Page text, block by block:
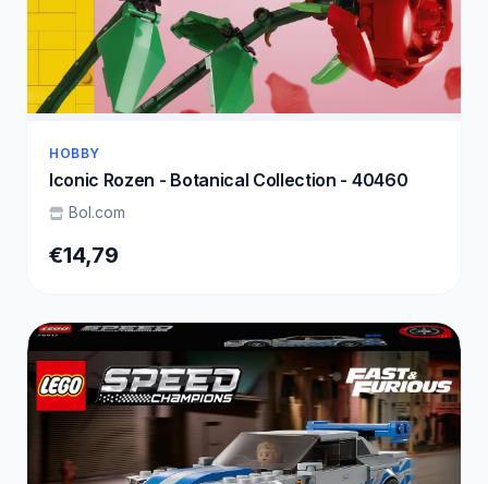
HOBBY
Iconic Rozen - Botanical Collection - 40460
Bol.com
€14,79